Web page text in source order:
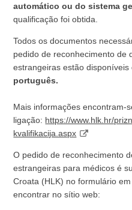
automático ou do sistema
qualificação foi obtida.
Todos os documentos
pedido de reconhecimento de
estrangeiras estão disponíveis
português.
Mais informações encontram-
ligação: https://www.hlk.hr/
kvalifikacija.aspx
O pedido de reconhecimento
estrangeiras para médicos é
Croata (HLK) no formulário
encontrar no sítio web: